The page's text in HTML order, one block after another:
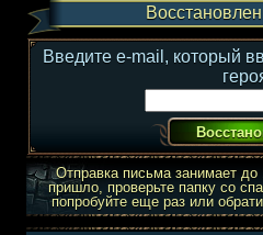
Введите e-mail, который
Отправка письма занимает
пришло, проверьте папку со
попробуйте еще раз или